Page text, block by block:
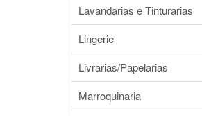
Lavandarias e Tinturarias
Lingerie
Livrarias/Papelarias
Marroquinaria